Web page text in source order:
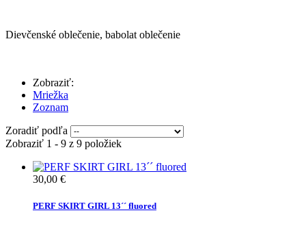
Dievčenské oblečenie, babolat oblečenie
Zobraziť:
Mriežka
Zoznam
Zoradiť podľa
Zobraziť 1 - 9 z 9 položiek
30,00 €
PERF SKIRT GIRL 13´´ fluored